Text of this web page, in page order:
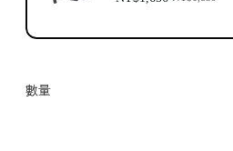
數量